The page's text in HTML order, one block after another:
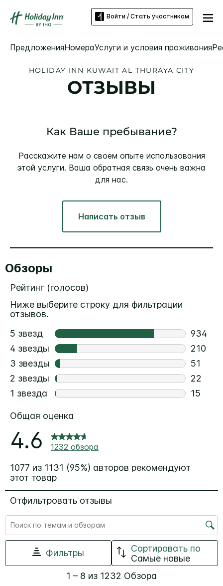
Войти / Стать участником
ПредложенияНомераУслуги и условия проживания
HOLIDAY INN KUWAIT AL THURAYA CITY
ОТЗЫВЫ
Как Ваше пребывание?
Расскажите нам о своем опыте использования
этой услуги. Ваша обратная связь очень важна
для нас.
Написать отзыв